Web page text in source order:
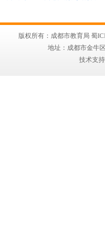
版权所有：成都市教育局 蜀
地址：成都市金牛
技术支